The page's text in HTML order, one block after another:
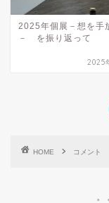
2025年個展－想を手
－ を振り返って
2025
HOME コメント